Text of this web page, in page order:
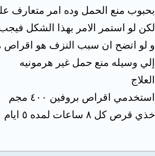
بحبوب منع الحمل وده امر متعارف
لكن لو استمر الامر بهذا الشكل
و لو اتضح ان سبب النزف هو اقراص
إلي وسيله منع حمل غير هرمونيه
العلاج
استخدمي اقراص بروفين ٤٠٠ مجم
خذي قرص كل ٨ ساعات لمده ٥ ايام